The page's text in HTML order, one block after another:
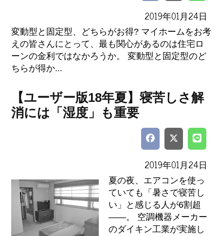
2019年01月24日
変動型と固定型、どちらがお得? マイホームをお考
えの皆さんにとって、最も関心があるのは住宅ロ
ーンの金利ではなかろうか。 変動型と固定型のど
ちらが得か...
【ユーザー版18年夏】寝苦しさ解
消には「湿度」も重要
2019年01月24日
夏の夜、エアコンを使っ
ていても「暑さで寝苦し
い」と感じる人が6割超
――。 空調機器メーカー
のダイキン工業が実施し